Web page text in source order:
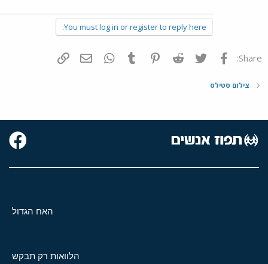
You must log in or register to reply here.
Share: פייסבוק Twitter
Reddit
Pinterest
Tumblr
WhatsAppדואר אלקטרוני
צילום סטילס
האח הגדול
הלוואות רק תבקש